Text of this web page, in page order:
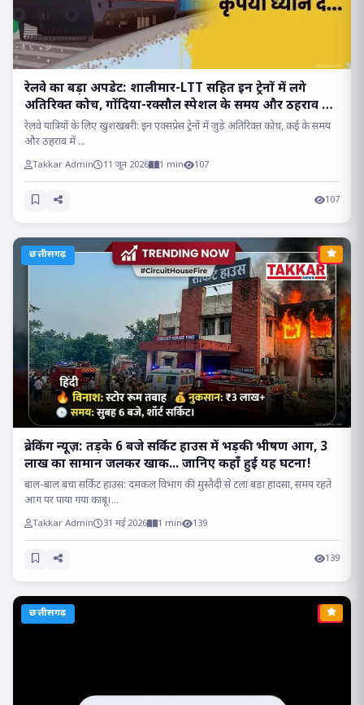
रेलवे का बड़ा अपडेट: शालीमार-LTT सहित इन ट्रेनों में लगे
अतिरिक्त कोच, गोंदिया-रक्सौल स्पेशल के समय और ठहराव में
बदलाव!!
रेलवे यात्रियों के लिए खुशखबरी: इन एक्सप्रेस ट्रेनों में जुड़े अतिरिक्त कोच, कई के समय
और ठहराव में ...
Takkar Admin 11 जून 2026 1 min 107
107
छत्तीसगढ़
ब्रेकिंग न्यूज़: तड़के 6 बजे सर्किट हाउस में भड़की भीषण आग, 3
लाख का सामान जलकर खाक... जानिए कहाँ हुई यह घटना!
बाल-बाल बचा सर्किट हाउस: दमकल विभाग की मुस्तैदी से टला बड़ा हादसा, समय रहते
आग पर पाया गया काबू।...
Takkar Admin 31 मई 2026 1 min 139
139
छत्तीसगढ़